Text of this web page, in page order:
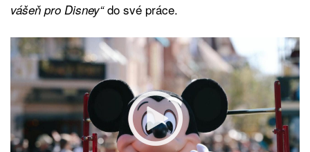
vášeň pro Disney“do své práce.